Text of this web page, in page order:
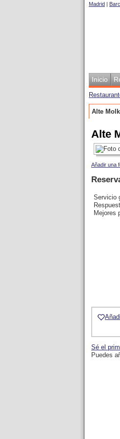
Madrid |
Inicio
Alte
Alte
Añadir una
Servicio
Mejores
Sé el
Puedes